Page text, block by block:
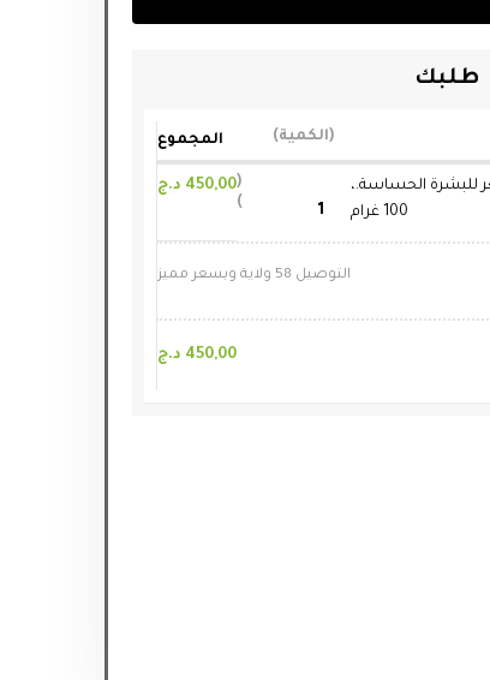
طلبك
الكمية المجموع
للبشرة الحساسة.،
100 غرام
450,00 د.ج
التوصيل 58 ولاية وبسعر مميز
450,00 د.ج